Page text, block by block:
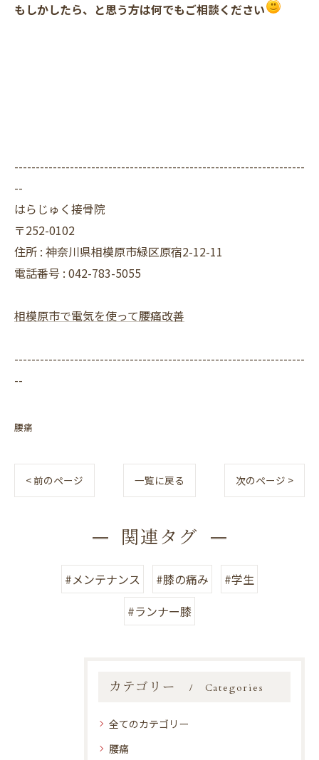
もしかしたら、と思う方は何でもご相談ください
--------------------------------------------------------------------
--
はらじゅく接骨院
〒252-0102
住所 : 神奈川県相模原市緑区原宿2-12-11
電話番号 : 042-783-5055
相模原市で電気を使って腰痛改善
--------------------------------------------------------------------
--
腰痛
< 前のページ 一覧に戻る 次のページ >
関連タグ
#メンテナンス #膝の痛み
#学生
#ランナー膝
カテゴリー Categories
全てのカテゴリー
腰痛